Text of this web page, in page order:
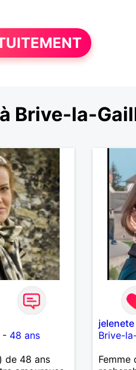
Brive-la-
48 ans
de 48 ans
jelenete
Brive-
Femme